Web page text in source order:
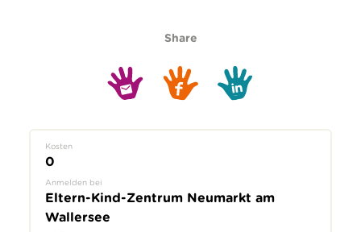
Share
Kosten
0
Anmelden bei
Eltern-Kind-Zentrum Neumarkt am
Wallersee